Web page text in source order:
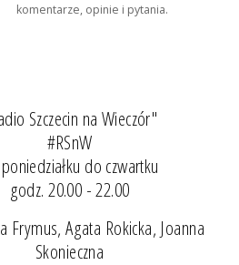
komentarze, opinie i pytania.
Szczecin na Wieczór"
#RSnW
do czwartku
godz. 20.00 - 22.00
Frymus, Agata Rokicka, Joanna
Skonieczna